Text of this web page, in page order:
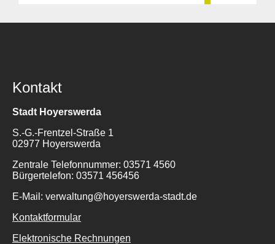
Kontakt
Stadt Hoyerswerda
S.-G.-Frentzel-Straße 1
02977 Hoyerswerda
Zentrale Telefonnummer: 03571 4560
Bürgertelefon: 03571 456456
E-Mail: verwaltung@hoyerswerda-stadt.de
Kontaktformular
Elektronische Rechnungen